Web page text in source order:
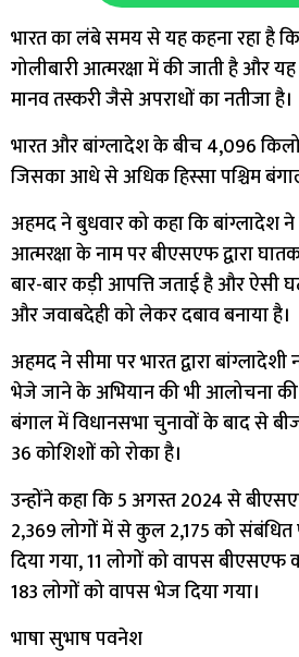
भारत का लंबे समय से यह कहना रहा है कि
गोलीबारी आत्मरक्षा में की जाती है और
मानव तस्करी जैसे अपराधों का नतीजा है।
भारत और बांग्लादेश के बीच 4,096
जिसका आधे से अधिक हिस्सा पश्चिम
अहमद ने बुधवार को कहा कि बांग्लादेश ने
आत्मरक्षा के नाम पर बीएसएफ द्वारा
बार-बार कड़ी आपत्ति जताई है और
और जवाबदेही को लेकर दबाव बनाया है।
अहमद ने सीमा पर भारत द्वारा
भेजे जाने के अभियान की भी आलोचना
बंगाल में विधानसभा चुनावों के बाद से
36 कोशिशों को रोका है।
उन्होंने कहा कि 5 अगस्त 2024 से
2,369 लोगों में से कुल 2,175 को
दिया गया, 11 लोगों को वापस बीएसएफ
183 लोगों को वापस भेज दिया गया।
भाषा सुभाष पवनेश